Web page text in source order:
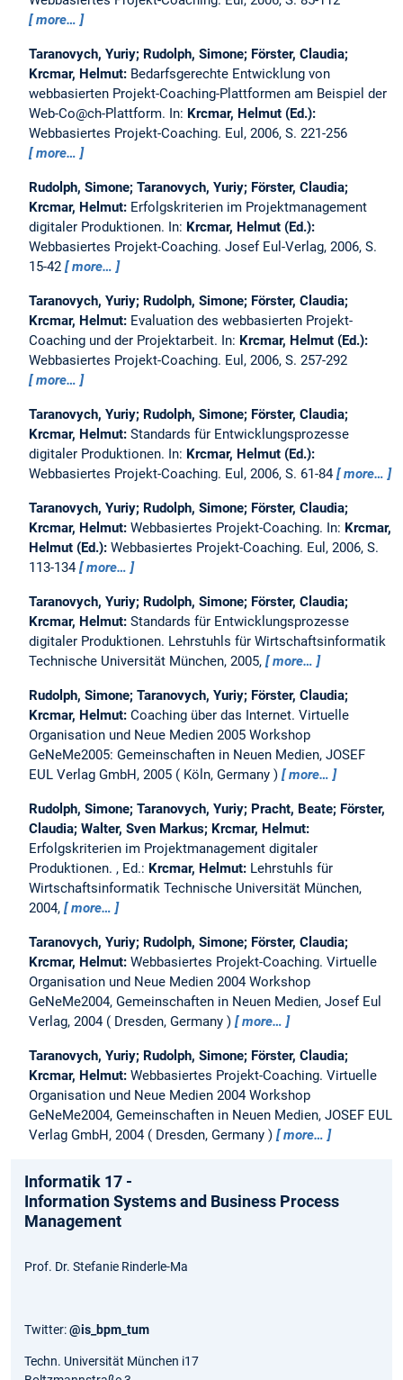
more…
Taranovych, Yuriy; Rudolph, Simone; Förster, Claudia;
Krcmar, Helmut: Bedarfsgerechte Entwicklung von
webbasierten Projekt-Coaching-Plattformen am Beispiel der
Web-Co@ch-Plattform. In: Krcmar, Helmut (Ed.):
Webbasiertes Projekt-Coaching. Eul, 2006, S. 221-256
more…
Rudolph, Simone; Taranovych, Yuriy; Förster, Claudia;
Krcmar, Helmut: Erfolgskriterien im Projektmanagement
digitaler Produktionen. In: Krcmar, Helmut (Ed.):
Webbasiertes Projekt-Coaching. Josef Eul-Verlag, 2006, S.
15-42
more…
Taranovych, Yuriy; Rudolph, Simone; Förster, Claudia;
Krcmar, Helmut: Evaluation des webbasierten Projekt-
Coaching und der Projektarbeit. In: Krcmar, Helmut (Ed.):
Webbasiertes Projekt-Coaching. Eul, 2006, S. 257-292
more…
Taranovych, Yuriy; Rudolph, Simone; Förster, Claudia;
Krcmar, Helmut: Standards für Entwicklungsprozesse
digitaler Produktionen. In: Krcmar, Helmut (Ed.):
Webbasiertes Projekt-Coaching. Eul, 2006, S. 61-84
more…
Taranovych, Yuriy; Rudolph, Simone; Förster, Claudia;
Krcmar, Helmut: Webbasiertes Projekt-Coaching. In: Krcmar,
Helmut (Ed.): Webbasiertes Projekt-Coaching. Eul, 2006, S.
113-134
more…
Taranovych, Yuriy; Rudolph, Simone; Förster, Claudia;
Krcmar, Helmut: Standards für Entwicklungsprozesse
digitaler Produktionen. Lehrstuhls für Wirtschaftsinformatik
Technische Universität München, 2005,
more…
Rudolph, Simone; Taranovych, Yuriy; Förster, Claudia;
Krcmar, Helmut: Coaching über das Internet. Virtuelle
Organisation und Neue Medien 2005 Workshop
GeNeMe2005: Gemeinschaften in Neuen Medien, JOSEF
EUL Verlag GmbH, 2005
Köln, Germany more…
Rudolph, Simone; Taranovych, Yuriy; Pracht, Beate; Förster,
Claudia; Walter, Sven Markus; Krcmar, Helmut:
Erfolgskriterien im Projektmanagement digitaler
Produktionen. , Ed.: Krcmar, Helmut: Lehrstuhls für
Wirtschaftsinformatik Technische Universität München,
2004,
more…
Taranovych, Yuriy; Rudolph, Simone; Förster, Claudia;
Krcmar, Helmut: Webbasiertes Projekt-Coaching. Virtuelle
Organisation und Neue Medien 2004 Workshop
GeNeMe2004, Gemeinschaften in Neuen Medien, Josef Eul
Verlag, 2004
Dresden, Germany more…
Taranovych, Yuriy; Rudolph, Simone; Förster, Claudia;
Krcmar, Helmut: Webbasiertes Projekt-Coaching. Virtuelle
Organisation und Neue Medien 2004 Workshop
GeNeMe2004, Gemeinschaften in Neuen Medien, JOSEF EUL
Verlag GmbH, 2004
Dresden, Germany more…
Informatik 17 -
Information Systems and Business Process
Management
Prof. Dr. Stefanie Rinderle-Ma
Twitter:@is_bpm_tum
Techn. Universität München i17